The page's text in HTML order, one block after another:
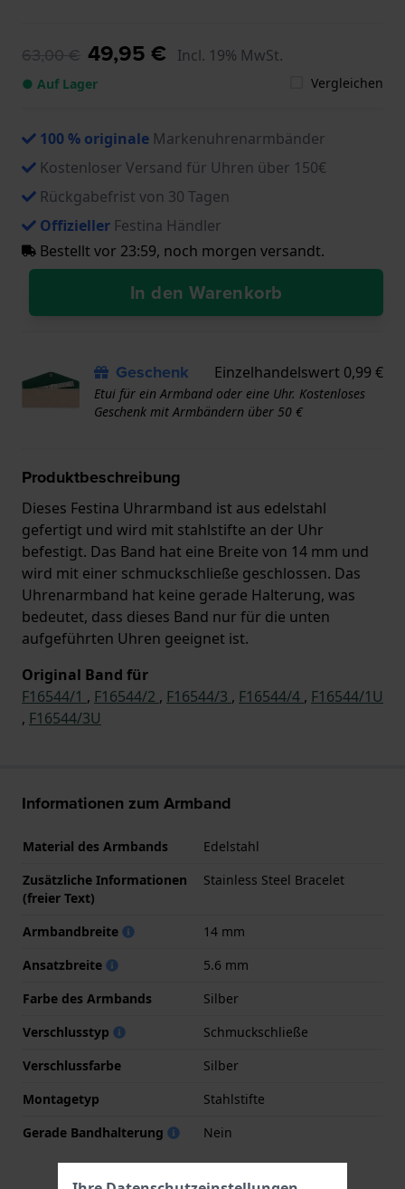
63,00 € 49,95 € Incl. 19% MwSt.
● Auf Lager Vergleichen
100 % originale Markenuhrenarmbänder
Kostenloser Versand für Uhren über 150€
Rückgabefrist von 30 Tagen
Offizieller Festina Händler
Bestellt vor 23:59, noch morgen versandt.
In den Warenkorb
Geschenk Einzelhandelswert 0,99 €
Etui für ein Armband oder eine Uhr. Kostenloses
Geschenk mit Armbändern über 50 €
Produktbeschreibung
Dieses Festina Uhrarmband ist aus edelstahl
gefertigt und wird mit stahlstifte an der Uhr
befestigt. Das Band hat eine Breite von 14 mm und
wird mit einer schmuckschließe geschlossen. Das
Uhrenarmband hat keine gerade Halterung, was
bedeutet, dass dieses Band nur für die unten
aufgeführten Uhren geeignet ist.
Original Band für
F16544/1 , F16544/2 , F16544/3 , F16544/4 , F16544/1U
, F16544/3U
Informationen zum Armband
Material des Armbands
Edelstahl
Zusätzliche Informationen
(freier Text)
Stainless Steel Bracelet
Armbandbreite
14 mm
Ansatzbreite
5.6 mm
Farbe des Armbands
Silber
Verschlusstyp
Schmuckschließe
Verschlussfarbe
Silber
Montagetyp
Stahlstifte
Gerade Bandhalterung
Nein